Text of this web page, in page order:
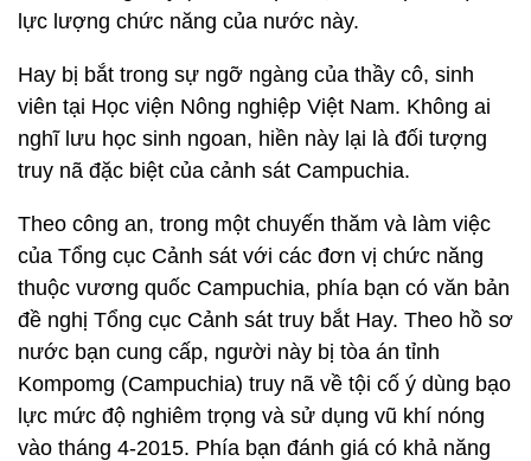
lực lượng chức năng của nước này.
Hay bị bắt trong sự ngỡ ngàng của thầy cô, sinh
viên tại Học viện Nông nghiệp Việt Nam. Không ai
nghĩ lưu học sinh ngoan, hiền này lại là đối tượng
truy nã đặc biệt của cảnh sát Campuchia.
Theo công an, trong một chuyến thăm và làm việc
của Tổng cục Cảnh sát với các đơn vị chức năng
thuộc vương quốc Campuchia, phía bạn có văn bản
đề nghị Tổng cục Cảnh sát truy bắt Hay. Theo hồ sơ
nước bạn cung cấp, người này bị tòa án tỉnh
Kompomg (Campuchia) truy nã về tội cố ý dùng bạo
lực mức độ nghiêm trọng và sử dụng vũ khí nóng
vào tháng 4-2015. Phía bạn đánh giá có khả năng